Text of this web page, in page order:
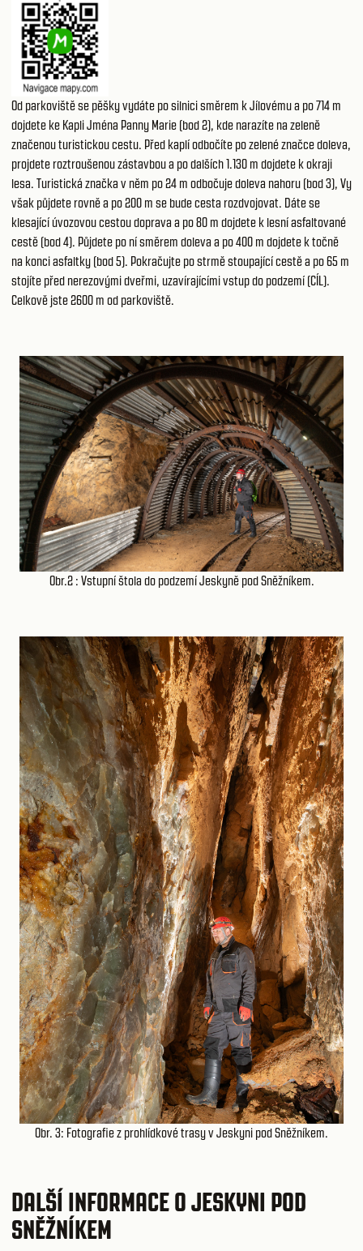
Od parkoviště se pěšky vydáte po silnici směrem k Jílovému a po 714 m
dojdete ke Kapli Jména Panny Marie (bod 2), kde narazíte na zeleně
značenou turistickou cestu. Před kaplí odbočíte po zelené značce doleva,
projdete roztroušenou zástavbou a po dalších 1.130 m dojdete k okraji
lesa. Turistická značka v něm po 24 m odbočuje doleva nahoru (bod 3), Vy
však půjdete rovně a po 200 m se bude cesta rozdvojovat. Dáte se
klesající úvozovou cestou doprava a po 80 m dojdete k lesní asfaltované
cestě (bod 4). Půjdete po ní směrem doleva a po 400 m dojdete k točně
na konci asfaltky (bod 5). Pokračujte po strmě stoupající cestě a po 65 m
stojíte před nerezovými dveřmi, uzavírajícími vstup do podzemí (CÍL).
Celkově jste 2600 m od parkoviště.
Obr.2 : Vstupní štola do podzemí Jeskyně pod Sněžníkem.
Obr. 3: Fotografie z prohlídkové trasy v Jeskyni pod Sněžníkem.
DALŠÍ INFORMACE O JESKYNI POD
SNĚŽNÍKEM